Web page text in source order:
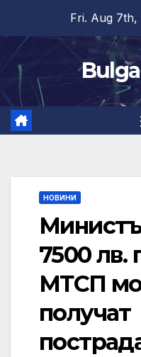
content
Fri. Aug 7th,
НОВИНИ
7500 лв.
МТСП
получат